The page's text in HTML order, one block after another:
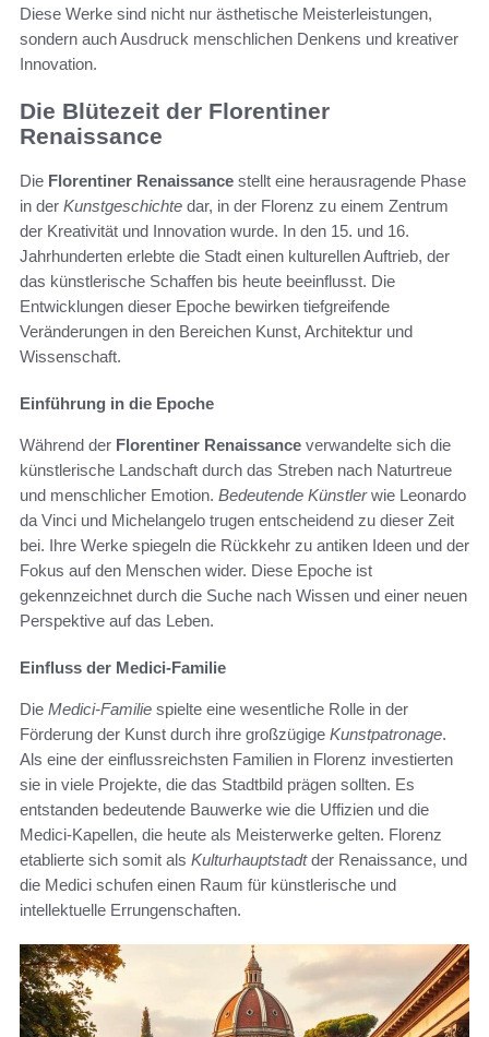
Diese Werke sind nicht nur ästhetische Meisterleistungen,
sondern auch Ausdruck menschlichen Denkens und kreativer
Innovation.
Die Blütezeit der Florentiner
Renaissance
Die Florentiner Renaissance stellt eine herausragende Phase
in der Kunstgeschichte dar, in der Florenz zu einem Zentrum
der Kreativität und Innovation wurde. In den 15. und 16.
Jahrhunderten erlebte die Stadt einen kulturellen Auftrieb, der
das künstlerische Schaffen bis heute beeinflusst. Die
Entwicklungen dieser Epoche bewirken tiefgreifende
Veränderungen in den Bereichen Kunst, Architektur und
Wissenschaft.
Einführung in die Epoche
Während der Florentiner Renaissance verwandelte sich die
künstlerische Landschaft durch das Streben nach Naturtreue
und menschlicher Emotion. Bedeutende Künstlerwie Leonardo
da Vinci und Michelangelo trugen entscheidend zu dieser Zeit
bei. Ihre Werke spiegeln die Rückkehr zu antiken Ideen und der
Fokus auf den Menschen wider. Diese Epoche ist
gekennzeichnet durch die Suche nach Wissen und einer neuen
Perspektive auf das Leben.
Einfluss der Medici-Familie
Die Medici-Familie spielte eine wesentliche Rolle in der
Förderung der Kunst durch ihre großzügige Kunstpatronage.
Als eine der einflussreichsten Familien in Florenz investierten
sie in viele Projekte, die das Stadtbild prägen sollten. Es
entstanden bedeutende Bauwerke wie die Uffizien und die
Medici-Kapellen, die heute als Meisterwerke gelten. Florenz
etablierte sich somit als Kulturhauptstadtder Renaissance, und
die Medici schufen einen Raum für künstlerische und
intellektuelle Errungenschaften.